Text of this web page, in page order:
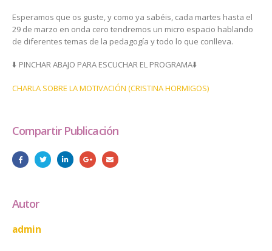
2022
CON
CRISTINA
SOBRE
MOTIVACIÓN
Esperamos que os guste, y como ya sabéis, cada martes hasta el
29 de marzo en onda cero tendremos un micro espacio hablando
de diferentes temas de la pedagogía y todo lo que conlleva.
⬇️ PINCHAR ABAJO PARA ESCUCHAR EL PROGRAMA⬇️
CHARLA SOBRE LA MOTIVACIÓN (CRISTINA HORMIGOS)
Compartir Publicación
Autor
admin